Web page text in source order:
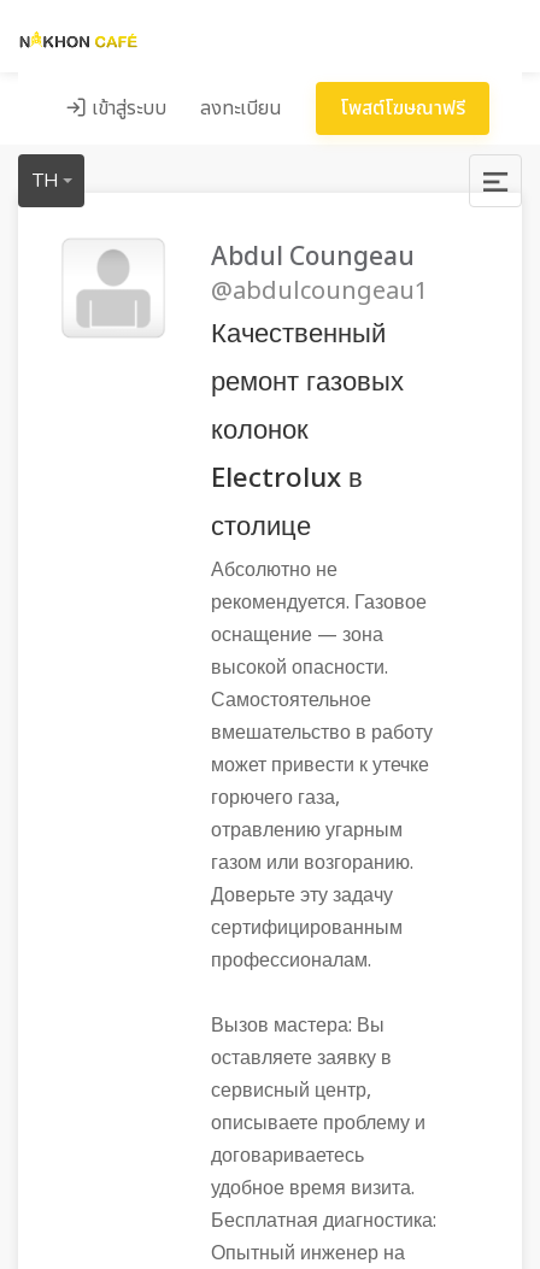
เข้าสู่ระบบ ลงทะเบียน โพสต์โฆษณาฟรี
TH
Abdul Coungeau
@abdulcoungeau1
Качественный
ремонт газовых
колонок
Electrolux в
столице
Абсолютно не
рекомендуется. Газовое
оснащение — зона
высокой опасности.
Самостоятельное
вмешательство в работу
может привести к утечке
горючего газа,
отравлению угарным
газом или возгоранию.
Доверьте эту задачу
сертифицированным
профессионалам.
Вызов мастера: Вы
оставляете заявку в
сервисный центр,
описываете проблему и
договариваетесь
удобное время визита.
Бесплатная диагностика:
Опытный инженер на